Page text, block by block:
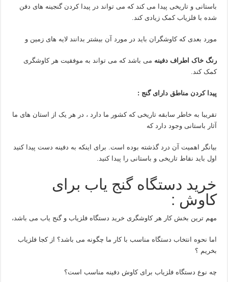
باستانی و تاریخی پیدا می کند که می تواند در پیدا کردن گنجینه های دفن
شده با فلزیاب کمک زیادی کند.
مورد بعدی که کاوشگران باید در مورد آن بیشتر بدانند لایه های زمین و
رنگ خاک اطراف دفینه می باشد که می تواند به موفقیت هر کاوشگری
کمک کند.
پیدا کردن مناطق دارای گنج :
تقریبا به خاطر سابقه تاریخی که کشور ما دارد ، در هر یک از استان های ما
آثار باستانی وجود دارد که
بیانگر اهمیت آن درد گذشته بوده است. برای اینکه به دفینه دست پیدا کنید
اول باید نقاط تاریخی و باستانی را پیدا کنید.
خرید دستگاه گنج یاب برای
کاوش :
مهم ترین بخش کار هر کاوشگری خرید دستگاه فلزیاب و گنج یاب می باشد،
اما نحوه انتخاب دستگاه مناسب با کار ما چگونه می باشد؟ از کجا فلزیاب
بخریم ؟
چه نوع دستگاه فلزیاب برای کاوش دفینه مناسب است؟